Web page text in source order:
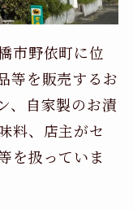
市野依町に位
等を販売するお
、自家製のお漬
料、店主がセ
を扱っていま